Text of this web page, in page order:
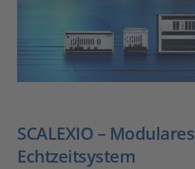
SCALEXIO – Modulares
Echtzeitsystem